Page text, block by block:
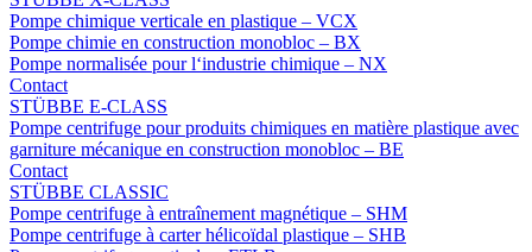
Pompe chimique verticale en plastique – VCX
Pompe chimie en construction monobloc – BX
Pompe normalisée pour l‘industrie chimique – NX
Contact
STÜBBE E-CLASS
Pompe centrifuge pour produits chimiques en matière plastique avec
garniture mécanique en construction monobloc – BE
Contact
STÜBBE CLASSIC
Pompe centrifuge à entraînement magnétique – SHM
Pompe centrifuge à carter hélicoïdal plastique – SHB